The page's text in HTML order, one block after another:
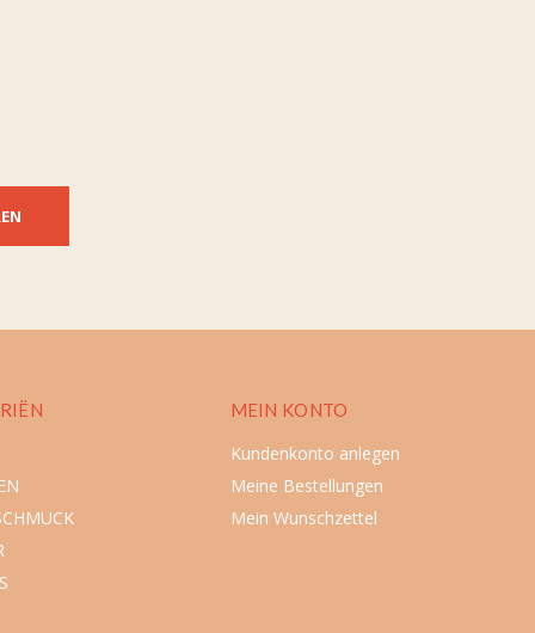
MEIN KONTO
Kundenkonto anlegen
Meine Bestellungen
Mein Wunschzettel